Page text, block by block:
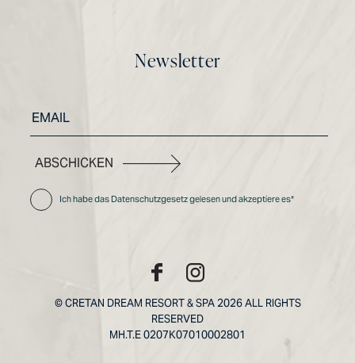
Newsletter
Ich habe das Datenschutzgesetz gelesen und akzeptiere es*
ABSCHICKEN
© CRETAN DREAM RESORT & SPA 2026 ALL RIGHTS
RESERVED
MH.T.E 0207Κ07010002801